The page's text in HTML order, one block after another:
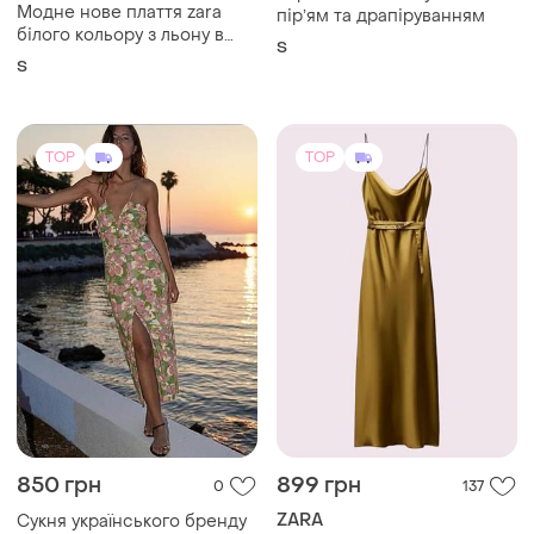
Модне нове плаття zara
білого кольору з льону в
розмірі s
S
пірʼям та драпіруванням
S
TOP
850 грн 0
Сукня українського бренду
TOP
899 грн 137
ZARA